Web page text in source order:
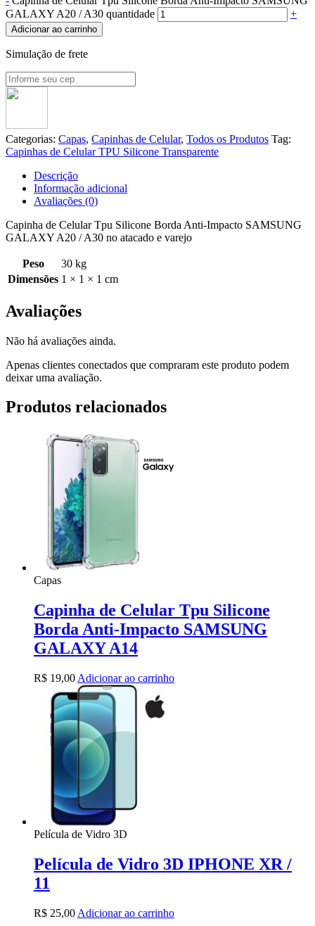
GALAXY A20 / A30 quantidade
+
Adicionar ao carrinho
Simulação de frete
Categorias: Capas, Capinhas de Celular, Todos os Produtos Tag:
Capinhas de Celular TPU Silicone Transparente
Descrição
Informação adicional
Avaliações (0)
Capinha de Celular Tpu Silicone Borda Anti-Impacto SAMSUNG
GALAXY A20 / A30 no atacado e varejo
Peso
30 kg
Dimensões 1 × 1 × 1 cm
Avaliações
Não há avaliações ainda.
Apenas clientes conectados que compraram este produto podem
deixar uma avaliação.
Produtos relacionados
Capas
Capinha de Celular Tpu Silicone
Borda Anti-Impacto SAMSUNG
GALAXY A14
R$ 19,00 Adicionar ao carrinho
Película de Vidro 3D
Película de Vidro 3D IPHONE XR /
11
R$ 25,00 Adicionar ao carrinho